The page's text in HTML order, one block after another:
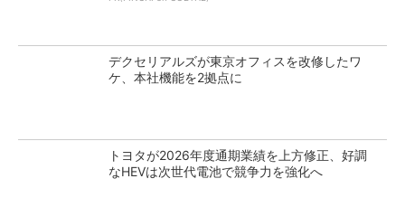
デクセリアルズが東京オフィスを改修したワ
ケ、本社機能を2拠点に
トヨタが2026年度通期業績を上方修正、好調
なHEVは次世代電池で競争力を強化へ